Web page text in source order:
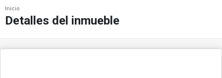
Inicio
Detalles del inmueble